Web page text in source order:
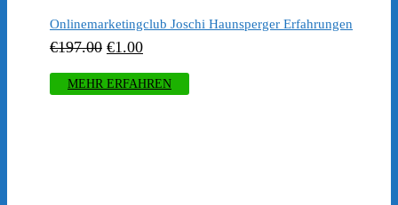
Onlinemarketingclub Joschi Haunsperger Erfahrungen
€197.00 Ursprünglicher
Preis
war:
€1.00Aktueller
Preis
ist:
MEHR ERFAHREN